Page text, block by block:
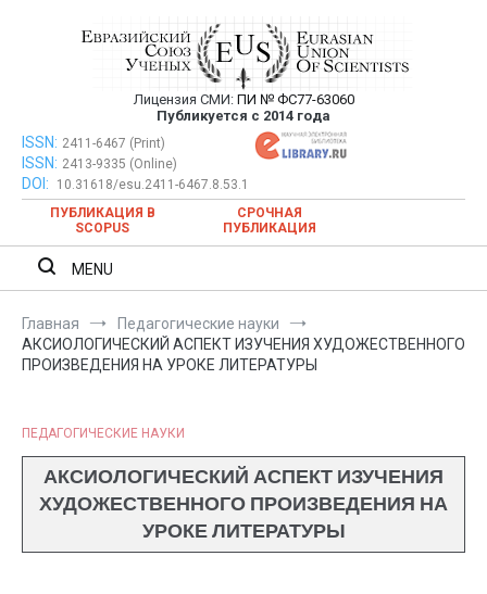
Евразийский Союз Ученых —
публикация научных статей в
ежемесячном научном журнале
Лицензия СМИ: ПИ № ФС77-63060
Публикуется с 2014 года
Евразийский Союз Ученых — публикация научных статей в
ежемесячном научном журнале
ISSN: 2411-6467 (Print)
ISSN: 2413-9335 (Online)
DOI:
10.31618/esu.2411-6467.8.53.1
ПУБЛИКАЦИЯ В
SCOPUS
СРОЧНАЯ
ПУБЛИКАЦИЯ
MENU
Главная
Педагогические науки
АКСИОЛОГИЧЕСКИЙ АСПЕКТ ИЗУЧЕНИЯ ХУДОЖЕСТВЕННОГО
ПРОИЗВЕДЕНИЯ НА УРОКЕ ЛИТЕРАТУРЫ
ПЕДАГОГИЧЕСКИЕ НАУКИ
АКСИОЛОГИЧЕСКИЙ АСПЕКТ ИЗУЧЕНИЯ
ХУДОЖЕСТВЕННОГО ПРОИЗВЕДЕНИЯ НА
УРОКЕ ЛИТЕРАТУРЫ